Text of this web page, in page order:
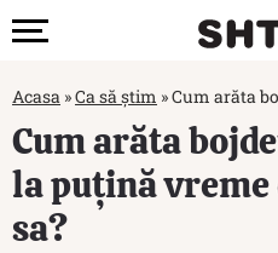
Acasa »Ca să știm »Cum arăta
Cum arăta
la puțină vreme
sa?